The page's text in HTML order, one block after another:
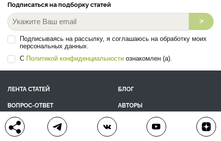
Подписаться на подборку статей
>
Подписываясь на рассылку, я соглашаюсь на обработку моих
персональных данных.
С Политикой конфиденциальности ознакомлен (а).
ЛЕНТА СТАТЕЙ
БЛОГ
ВОПРОС-ОТВЕТ
АВТОРЫ
КОНКУРСЫ
РЕЦЕПТЫ